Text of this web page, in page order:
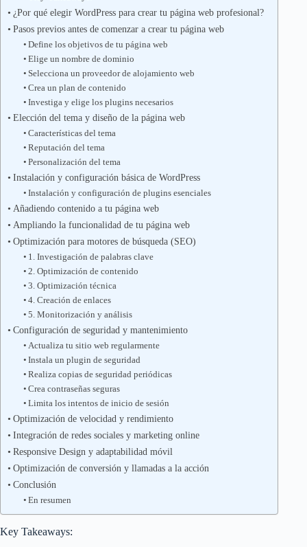
¿Por qué elegir WordPress para crear tu página web profesional?
Pasos previos antes de comenzar a crear tu página web
Define los objetivos de tu página web
Elige un nombre de dominio
Selecciona un proveedor de alojamiento web
Crea un plan de contenido
Investiga y elige los plugins necesarios
Elección del tema y diseño de la página web
Características del tema
Reputación del tema
Personalización del tema
Instalación y configuración básica de WordPress
Instalación y configuración de plugins esenciales
Añadiendo contenido a tu página web
Ampliando la funcionalidad de tu página web
Optimización para motores de búsqueda (SEO)
1. Investigación de palabras clave
2. Optimización de contenido
3. Optimización técnica
4. Creación de enlaces
5. Monitorización y análisis
Configuración de seguridad y mantenimiento
Actualiza tu sitio web regularmente
Instala un plugin de seguridad
Realiza copias de seguridad periódicas
Crea contraseñas seguras
Limita los intentos de inicio de sesión
Optimización de velocidad y rendimiento
Integración de redes sociales y marketing online
Responsive Design y adaptabilidad móvil
Optimización de conversión y llamadas a la acción
Conclusión
En resumen
Key Takeaways: